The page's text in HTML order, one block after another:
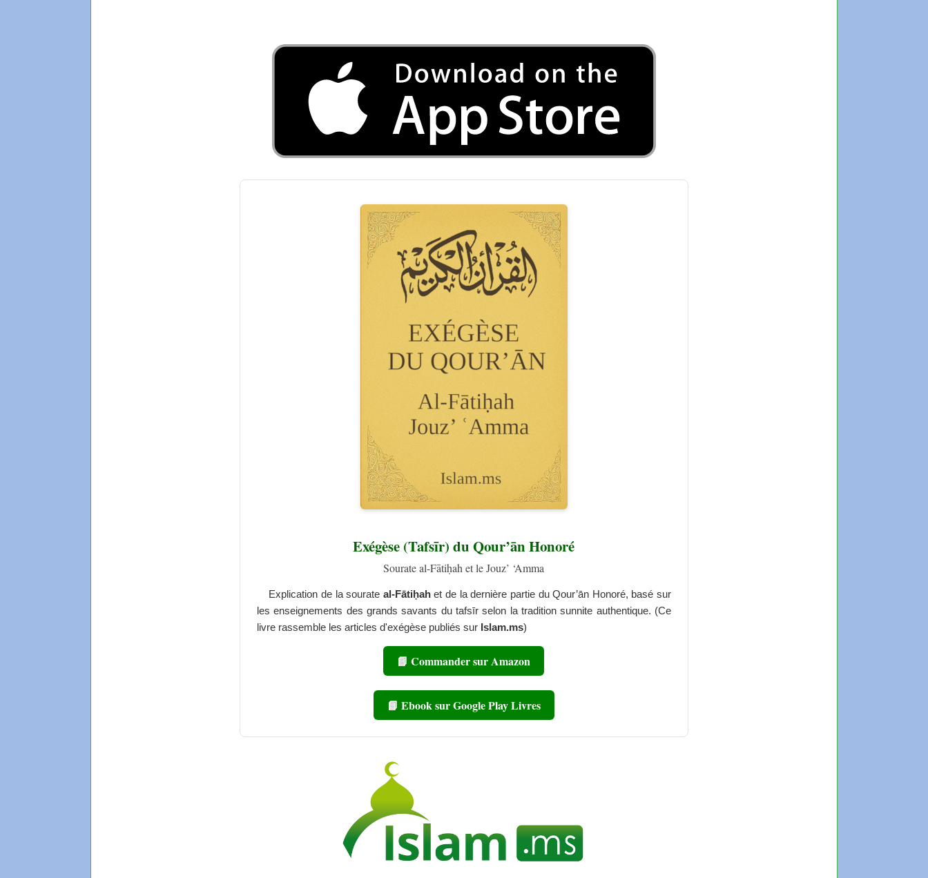
Exégèse (Tafsīr) du Qour’ān Honoré
Sourate al-Fātiḥah et le Jouz’ ‘Amma
Explication de la sourate al-Fātiḥahet de la dernière partie du Qour’ān Honoré, basé sur
les enseignements des grands savants du tafsīr selon la tradition sunnite authentique. (Ce
livre rassemble les articles d'exégèse publiés sur Islam.ms)
📘 Commander sur Amazon
📘 Ebook sur Google Play Livres